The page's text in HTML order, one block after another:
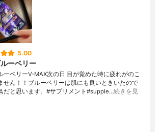
5.00
ーベリー
ーベリーV-MAX次の日 目が覚めた時に疲れがのこ
せん！！ブルーベリーは肌にも良いときいたので
だと思います。#サプリメント#supple…続きを見